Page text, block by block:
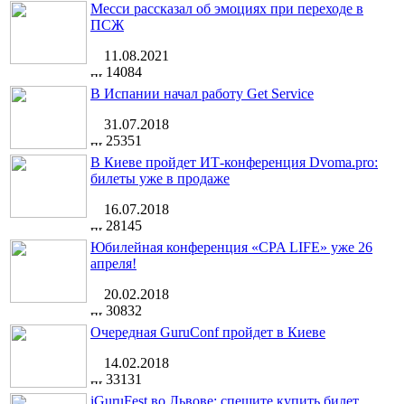
Месси рассказал об эмоциях при переходе в
ПСЖ
11.08.2021
14084
В Испании начал работу Get Service
31.07.2018
25351
В Киеве пройдет ИТ-конференция Dvoma.pro:
билеты уже в продаже
16.07.2018
28145
Юбилейная конференция «CPA LIFE» уже 26
апреля!
20.02.2018
30832
Очередная GuruConf пройдет в Киеве
14.02.2018
33131
iGuruFest во Львове: спешите купить билет